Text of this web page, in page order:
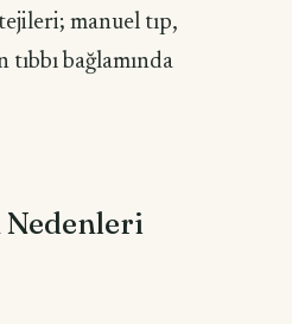
manuel tıp,
bağlamında
Nedenleri